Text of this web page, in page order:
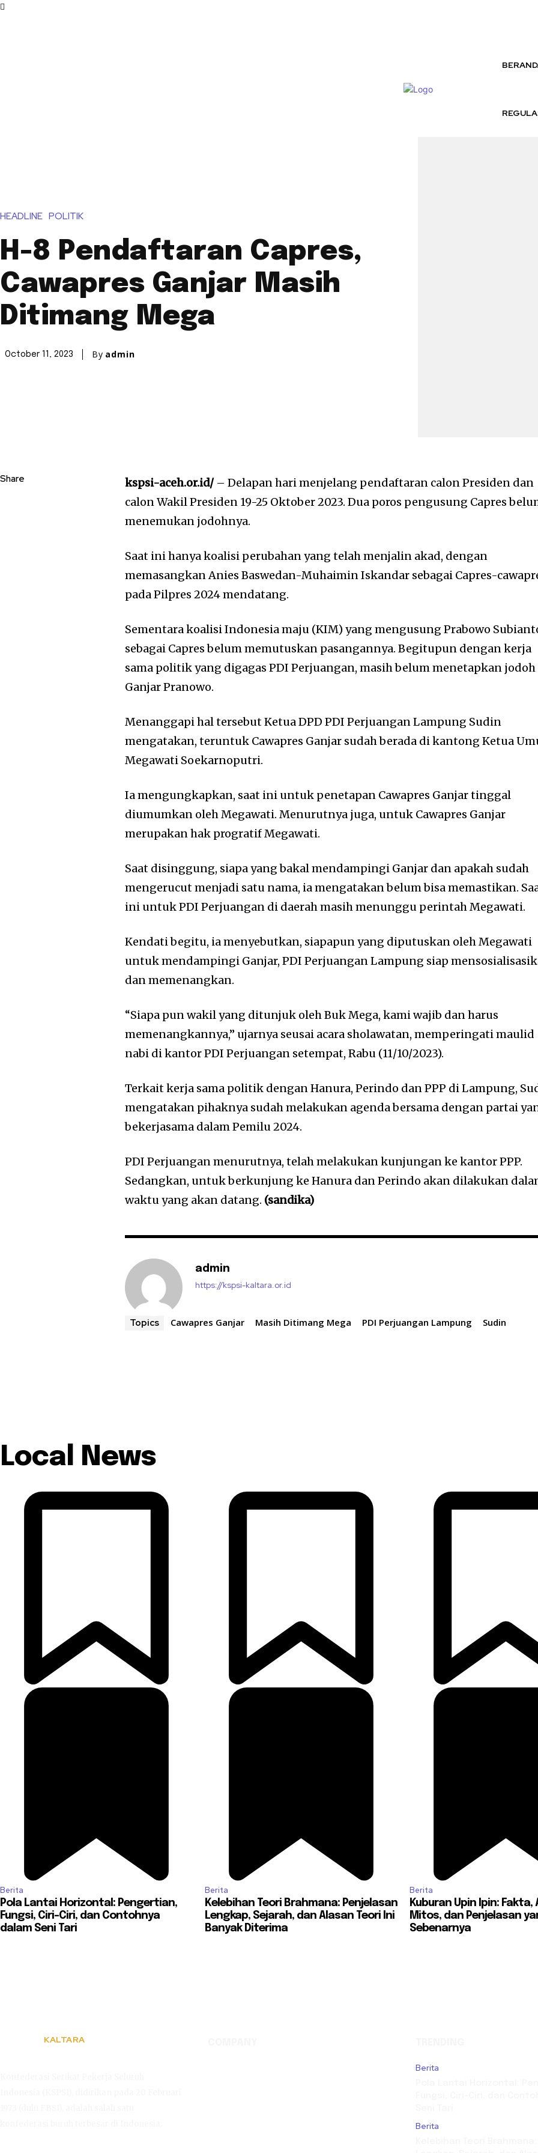
HEADLINE POLITIK
H-8 Pendaftaran Capres,
Cawapres Ganjar Masih
Ditimang Mega
October 11, 2023 By admin
Share kspsi-aceh.or.id/– Delapan hari menjelang pendaftaran calon Presiden dan
calon Wakil Presiden 19-25 Oktober 2023. Dua poros pengusung Capres
menemukan jodohnya.
Saat ini hanya koalisi perubahan yang telah menjalin akad, dengan
memasangkan Anies Baswedan-Muhaimin Iskandar sebagai Capres-
pada Pilpres 2024 mendatang.
Sementara koalisi Indonesia maju (KIM) yang mengusung Prabowo
sebagai Capres belum memutuskan pasangannya. Begitupun dengan kerja
sama politik yang digagas PDI Perjuangan, masih belum menetapkan jodoh
Ganjar Pranowo.
Menanggapi hal tersebut Ketua DPD PDI Perjuangan Lampung Sudin
mengatakan, teruntuk Cawapres Ganjar sudah berada di kantong Ketua
Megawati Soekarnoputri.
Ia mengungkapkan, saat ini untuk penetapan Cawapres Ganjar tinggal
diumumkan oleh Megawati. Menurutnya juga, untuk Cawapres Ganjar
merupakan hak progratif Megawati.
Saat disinggung, siapa yang bakal mendampingi Ganjar dan apakah sudah
mengerucut menjadi satu nama, ia mengatakan belum bisa memastikan.
ini untuk PDI Perjuangan di daerah masih menunggu perintah Megawati.
Kendati begitu, ia menyebutkan, siapapun yang diputuskan oleh Megawati
untuk mendampingi Ganjar, PDI Perjuangan Lampung siap
dan memenangkan.
“Siapa pun wakil yang ditunjuk oleh Buk Mega, kami wajib dan harus
memenangkannya,” ujarnya seusai acara sholawatan, memperingati maulid
nabi di kantor PDI Perjuangan setempat, Rabu (11/10/2023).
Terkait kerja sama politik dengan Hanura, Perindo dan PPP di Lampung,
mengatakan pihaknya sudah melakukan agenda bersama dengan partai
bekerjasama dalam Pemilu 2024.
PDI Perjuangan menurutnya, telah melakukan kunjungan ke kantor PPP.
Sedangkan, untuk berkunjung ke Hanura dan Perindo akan dilakukan
waktu yang akan datang. (sandika)
admin
https://kspsi-kaltara.or.id
Topics Cawapres Ganjar Masih Ditimang Mega PDI Perjuangan Lampung Sudin
Local News
Berita
Pola Lantai Horizontal: Pengertian,
Fungsi, Ciri-Ciri, dan Contohnya
dalam Seni Tari
Berita
Kelebihan Teori Brahmana: Penjelasan
Lengkap, Sejarah, dan Alasan Teori Ini
Banyak Diterima
Berita
Kuburan Upin Ipin: Fakta,
Mitos, dan Penjelasan
Sebenarnya
KALTARA
Berita
Berita